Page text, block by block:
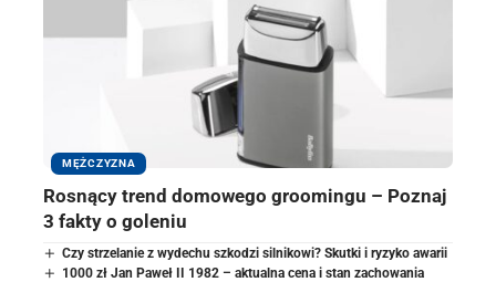
MĘŻCZYZNA
Rosnący trend domowego groomingu – Poznaj
3 fakty o goleniu
Czy strzelanie z wydechu szkodzi silnikowi? Skutki i ryzyko awarii
1000 zł Jan Paweł II 1982 – aktualna cena i stan zachowania